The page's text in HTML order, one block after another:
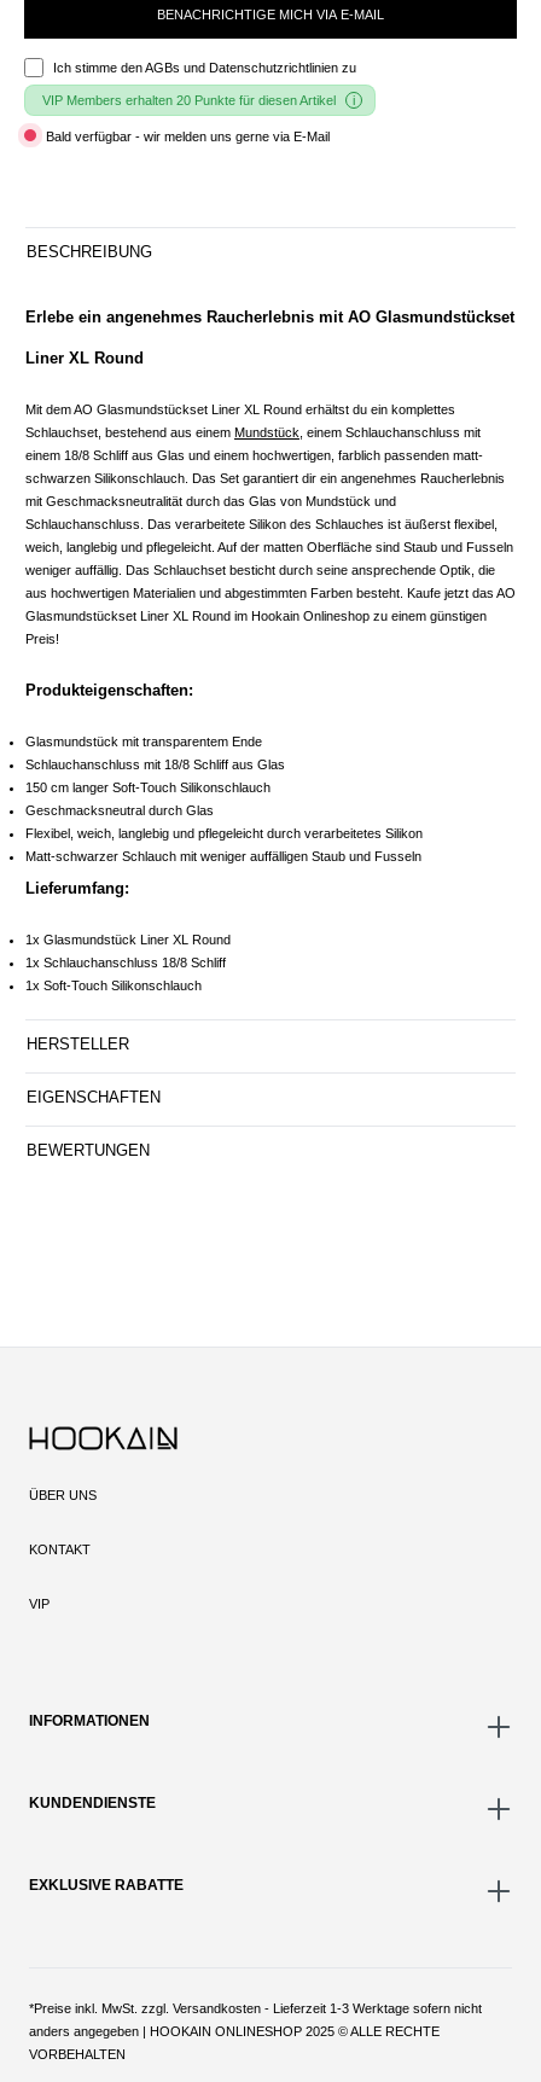
BENACHRICHTIGE MICH VIA E-MAIL
Ich stimme denAGBs und Datenschutzrichtlinien zu
VIP Members erhalten 20 Punkte für diesen Artikel
Bald verfügbar - wir melden uns gerne via E-Mail
BESCHREIBUNG
Erlebe ein angenehmes Raucherlebnis mit AO Glasmundstückset
Liner XL Round
Mit dem AO Glasmundstückset Liner XL Round erhältst du ein komplettes
Schlauchset, bestehend aus einem Mundstück , einem Schlauchanschluss mit
einem 18/8 Schliff aus Glas und einem hochwertigen, farblich passenden matt-
schwarzen Silikonschlauch. Das Set garantiert dir ein angenehmes Raucherlebnis
mit Geschmacksneutralität durch das Glas von Mundstück und
Schlauchanschluss. Das verarbeitete Silikon des Schlauches ist äußerst flexibel,
weich, langlebig und pflegeleicht. Auf der matten Oberfläche sind Staub und Fusseln
weniger auffällig. Das Schlauchset besticht durch seine ansprechende Optik, die
aus hochwertigen Materialien und abgestimmten Farben besteht. Kaufe jetzt das AO
Glasmundstückset Liner XL Round im Hookain Onlineshop zu einem günstigen
Preis!
Produkteigenschaften:
Glasmundstück mit transparentem Ende
Schlauchanschluss mit 18/8 Schliff aus Glas
150 cm langer Soft-Touch Silikonschlauch
Geschmacksneutral durch Glas
Flexibel, weich, langlebig und pflegeleicht durch verarbeitetes Silikon
Matt-schwarzer Schlauch mit weniger auffälligen Staub und Fusseln
Lieferumfang:
1x Glasmundstück Liner XL Round
1x Schlauchanschluss 18/8 Schliff
1x Soft-Touch Silikonschlauch
HERSTELLER
EIGENSCHAFTEN
BEWERTUNGEN
ÜBER UNS
KONTAKT
VIP
INFORMATIONEN
KUNDENDIENSTE
EXKLUSIVE RABATTE
*Preise inkl. MwSt. zzgl. Versandkosten - Lieferzeit 1-3 Werktage sofern nicht
anders angegeben | HOOKAIN ONLINESHOP 2025 © ALLE RECHTE
VORBEHALTEN